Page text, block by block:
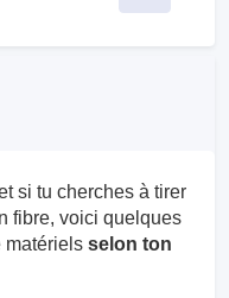
si tu cherches à tirer
fibre, voici quelques
matériels selon ton